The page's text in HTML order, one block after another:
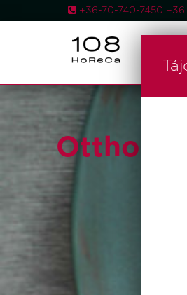
+36-70-740-7450
Otthon